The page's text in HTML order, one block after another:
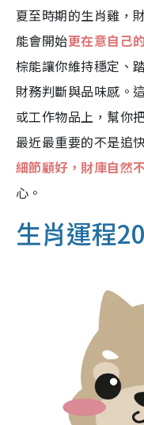
夏至時期的生肖雞，
能會開始更在意自己
棕能讓你維持穩定、
財務判斷與品味感。
或工作物品上，幫你
最近最重要的不是追
細節顧好，財庫自然
心。
生肖運程